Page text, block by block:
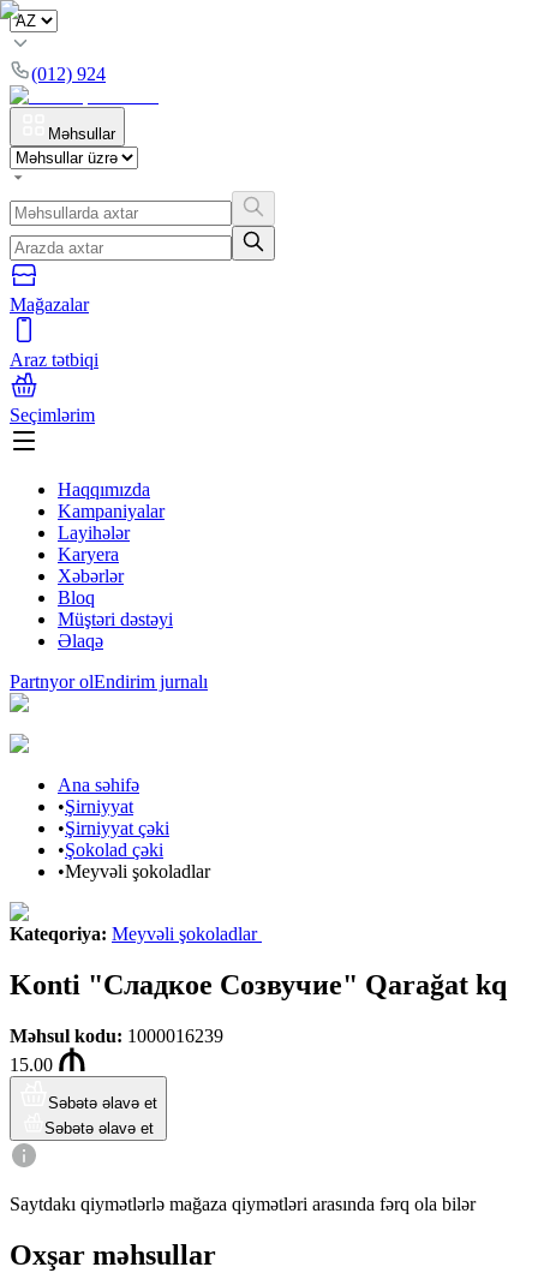
(012) 924
Məhsullar
Mağazalar
Araz tətbiqi
Seçimlərim
Haqqımızda
Kampaniyalar
Layihələr
Karyera
Xəbərlər
Bloq
Müştəri dəstəyi
Əlaqə
Partnyor olEndirim jurnalı
Ana səhifə
•Şirniyyat
•Şirniyyat çəki
•Şokolad çəki
•Meyvəli şokoladlar
Kateqoriya: Meyvəli şokoladlar
Konti "Сладкое Созвучие" Qarağat kq
Məhsul kodu: 1000016239
15.00
Səbətə əlavə et
Səbətə əlavə et
Saytdakı qiymətlərlə mağaza qiymətləri arasında fərq ola bilər
Oxşar məhsullar